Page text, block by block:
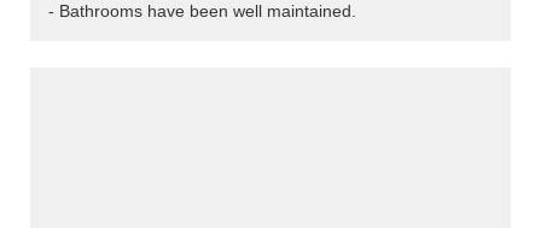
- Bathrooms have been well maintained.